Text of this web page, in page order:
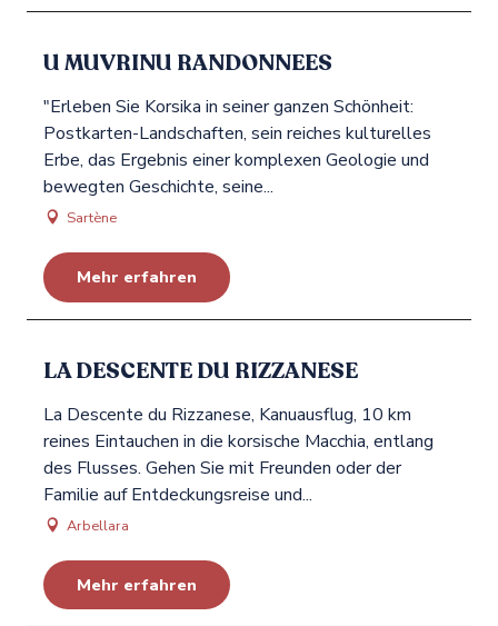
U MUVRINU RANDONNEES
"Erleben Sie Korsika in seiner ganzen Schönheit:
Postkarten-Landschaften, sein reiches kulturelles
Erbe, das Ergebnis einer komplexen Geologie und
bewegten Geschichte, seine...
Sartène
Mehr erfahren
LA DESCENTE DU RIZZANESE
La Descente du Rizzanese, Kanuausflug, 10 km
reines Eintauchen in die korsische Macchia, entlang
des Flusses. Gehen Sie mit Freunden oder der
Familie auf Entdeckungsreise und...
Arbellara
Mehr erfahren